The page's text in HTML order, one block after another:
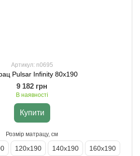
Артикул: n0695
Pulsar Infinity 80х190
9 182 грн
В наявності
Купити
Розмір матрацу, см
120х190 140х190 160х190